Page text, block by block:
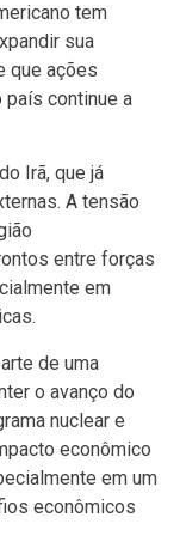
tem
sua
que ações
continue a
Irã, que já
A tensão
entre forças
em
de uma
o avanço do
nuclear e
econômico
em um
econômicos